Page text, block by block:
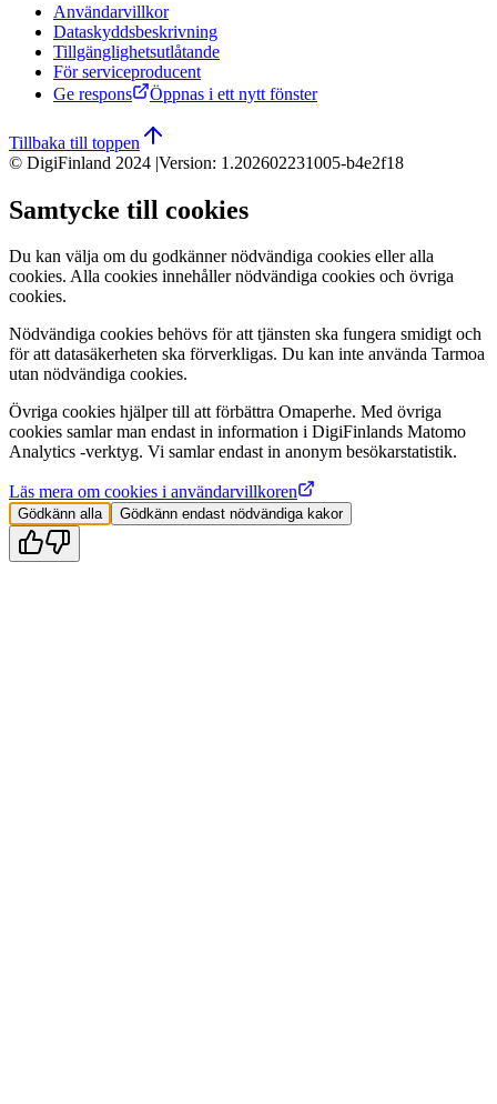
Användarvillkor
Dataskyddsbeskrivning
Tillgänglighetsutlåtande
För serviceproducent
Ge respons
Öppnas i ett nytt fönster
Tillbaka till toppen
© DigiFinland 2024 |Version: 1.202602231005-b4e2f18
Samtycke till cookies
Du kan välja om du godkänner nödvändiga cookies eller alla
cookies. Alla cookies innehåller nödvändiga cookies och övriga
cookies.
Nödvändiga cookies behövs för att tjänsten ska fungera smidigt och
för att datasäkerheten ska förverkligas. Du kan inte använda Tarmoa
utan nödvändiga cookies.
Övriga cookies hjälper till att förbättra Omaperhe. Med övriga
cookies samlar man endast in information i DigiFinlands Matomo
Analytics -verktyg. Vi samlar endast in anonym besökarstatistik.
Läs mera om cookies i användarvillkoren
Gödkänn alla Gödkänn endast nödvändiga kakor